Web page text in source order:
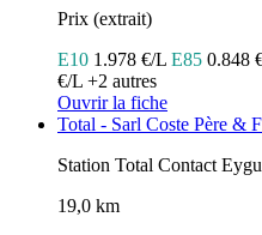
Prix (extrait)
E10 1.978 €/L E85 0.848
€/L +2 autres
Ouvrir la fiche
Total - Sarl Coste Père &
Station Total Contact
19,0 km